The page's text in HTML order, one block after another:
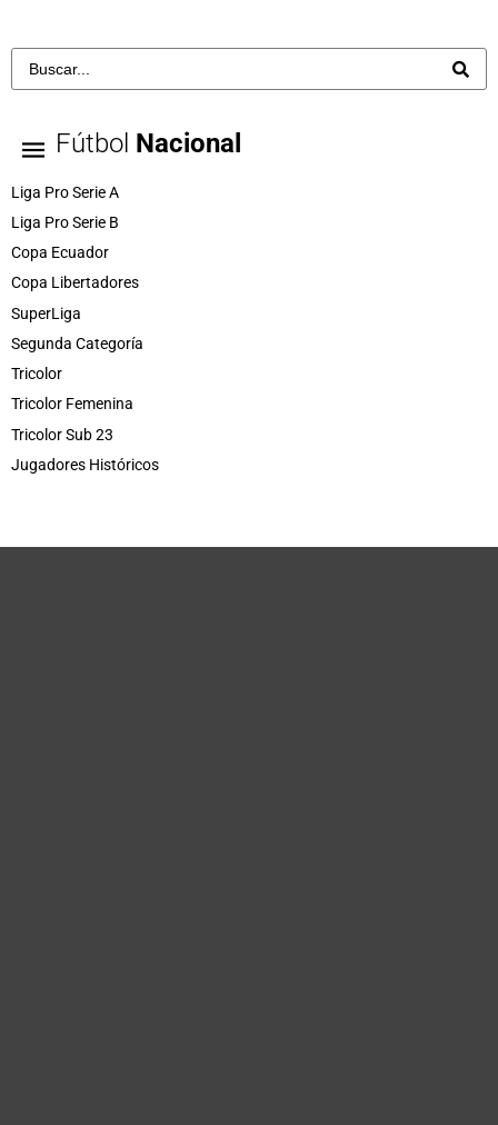
Fútbol Nacional
Liga Pro Serie A
Liga Pro Serie B
Copa Ecuador
Copa Libertadores
SuperLiga
Segunda Categoría
Tricolor
Tricolor Femenina
Tricolor Sub 23
Jugadores Históricos